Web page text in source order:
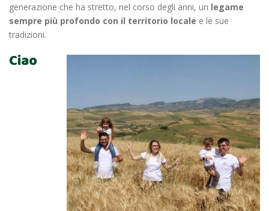
generazione che ha stretto, nel corso degli anni, un legame
sempre più profondo con il territorio locale e le sue
tradizioni.
Ciao